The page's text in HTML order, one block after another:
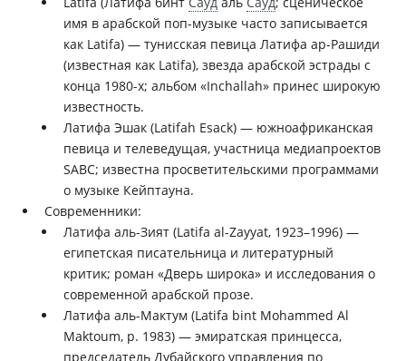
имя в арабской поп-музыке часто записывается
как Latifa) — тунисская певица Латифа ар-Рашиди
(известная как Latifa), звезда арабской эстрады с
конца 1980-х; альбом «Inchallah» принес широкую
известность.
Латифа Эшак (Latifah Esack) — южноафриканская
певица и телеведущая, участница медиапроектов
SABC; известна просветительскими программами
о музыке Кейптауна.
Современники:
Латифа аль-Зият (Latifa al-Zayyat, 1923–1996) —
египетская писательница и литературный
критик; роман «Дверь широка» и исследования о
современной арабской прозе.
Латифа аль-Мактум (Latifa bint Mohammed Al
Maktoum, р. 1983) — эмиратская принцесса,
председатель Дубайского управления по